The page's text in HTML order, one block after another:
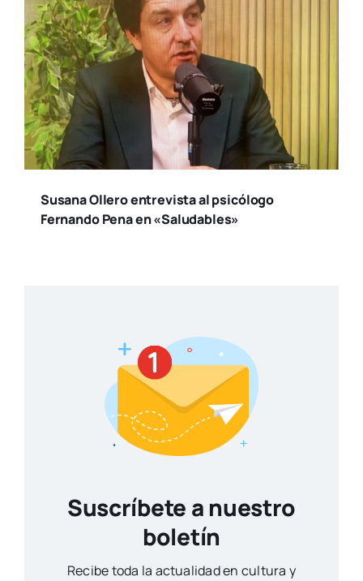
Susana Ollero entrevista al psicólogo
Fernando Pena en «Saludables»
Suscríbete a nuestro
boletín
Reci­be toda la actua­li­dad en cul­tu­ra y